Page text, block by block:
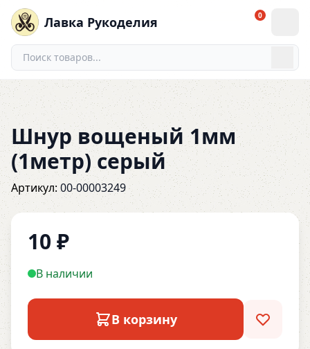
Лавка Рукоделия 0
Шнур вощеный 1мм
(1метр) серый
Артикул: 00-00003249
10 ₽
В наличии
В корзину